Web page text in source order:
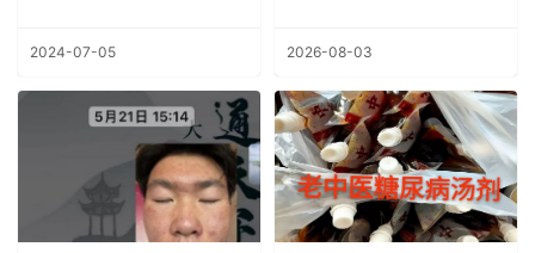
2024-07-05 2026-08-03